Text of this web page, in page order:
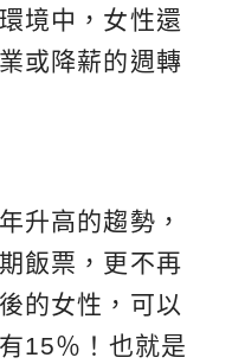
境中，女性還
或降薪的週轉
升高的趨勢，
飯票，更不再
的女性，可以
15％！也就是